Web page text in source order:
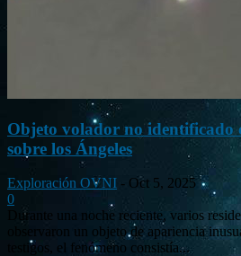
Objeto volador no identificado
sobre los Ángeles
Exploración OVNI - Oct 5, 2025
0
Durante una noche reciente, varios
observaron un objeto de apariencia
testigos, el fenómeno consistía...